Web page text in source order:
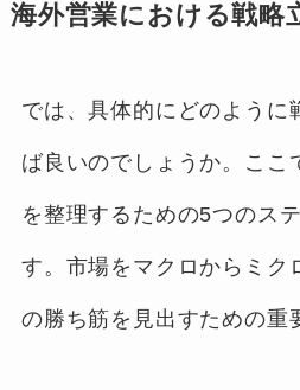
海外営業における戦略
では、具体的にどのように
ば良いのでしょうか。ここ
を整理するための5つのス
す。市場をマクロからミク
の勝ち筋を見出すための重